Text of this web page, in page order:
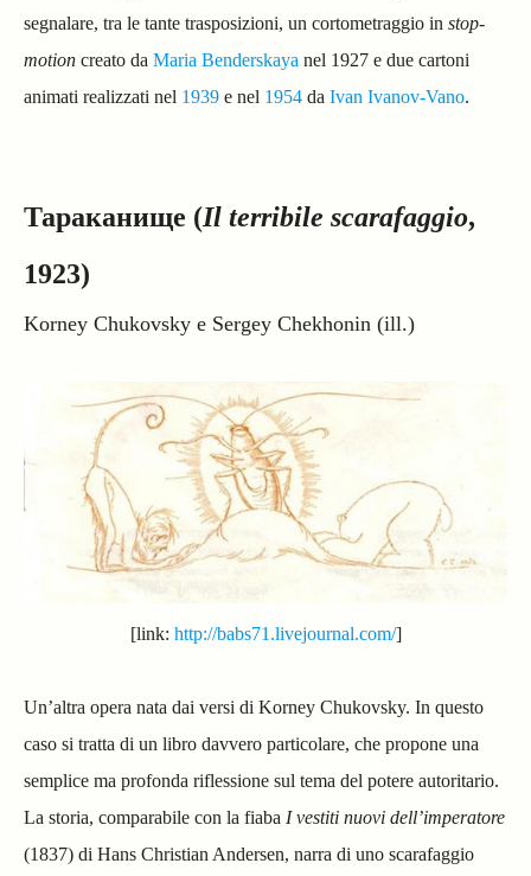
segnalare, tra le tante trasposizioni, un cortometraggio in stop-
motion creato da Maria Benderskaya nel 1927 e due cartoni
animati realizzati nel 1939 e nel 1954 da Ivan Ivanov-Vano.
Тараканище (Il terribile scarafaggio,
1923)
Korney Chukovsky e Sergey Chekhonin (ill.)
[link: http://babs71.livejournal.com/]
Un’altra opera nata dai versi di Korney Chukovsky. In questo
caso si tratta di un libro davvero particolare, che propone una
semplice ma profonda riflessione sul tema del potere autoritario.
La storia, comparabile con la fiaba I vestiti nuovi dell’imperatore
(1837) di Hans Christian Andersen, narra di uno scarafaggio